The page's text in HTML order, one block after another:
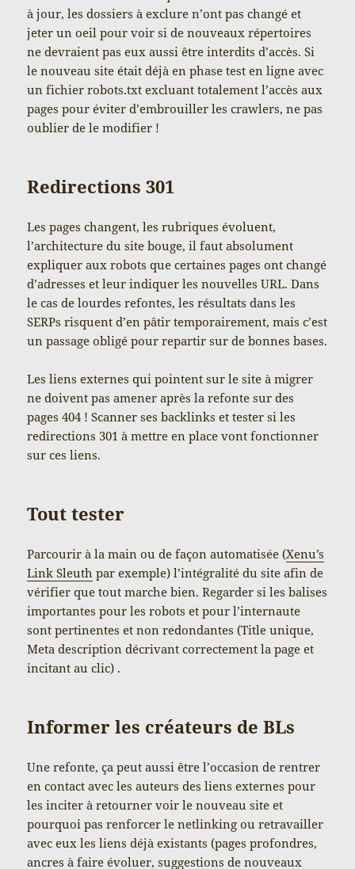
à jour, les dossiers à exclure n’ont pas changé et
jeter un oeil pour voir si de nouveaux répertoires
ne devraient pas eux aussi être interdits d’accès. Si
le nouveau site était déjà en phase test en ligne avec
un fichier robots.txt excluant totalement l’accès aux
pages pour éviter d’embrouiller les crawlers, ne pas
oublier de le modifier !
Redirections 301
Les pages changent, les rubriques évoluent,
l’architecture du site bouge, il faut absolument
expliquer aux robots que certaines pages ont changé
d’adresses et leur indiquer les nouvelles URL. Dans
le cas de lourdes refontes, les résultats dans les
SERPs risquent d’en pâtir temporairement, mais c’est
un passage obligé pour repartir sur de bonnes bases.
Les liens externes qui pointent sur le site à migrer
ne doivent pas amener après la refonte sur des
pages 404 ! Scanner ses backlinks et tester si les
redirections 301 à mettre en place vont fonctionner
sur ces liens.
Tout tester
Parcourir à la main ou de façon automatisée (Xenu’s
Link Sleuth par exemple) l’intégralité du site afin de
vérifier que tout marche bien. Regarder si les balises
importantes pour les robots et pour l’internaute
sont pertinentes et non redondantes (Title unique,
Meta description décrivant correctement la page et
incitant au clic) .
Informer les créateurs de BLs
Une refonte, ça peut aussi être l’occasion de rentrer
en contact avec les auteurs des liens externes pour
les inciter à retourner voir le nouveau site et
pourquoi pas renforcer le netlinking ou retravailler
avec eux les liens déjà existants (pages profondres,
ancres à faire évoluer, suggestions de nouveaux